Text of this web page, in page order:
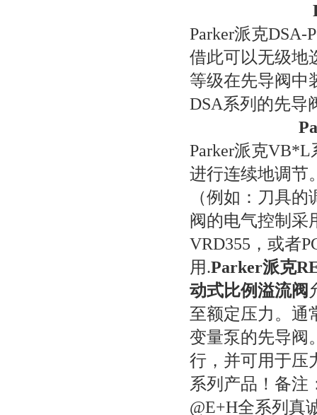
Parker派克DSA-
借此可以无级地
等级在先导阀中
DSA系列的先导
Parker派克VB*L
进行连续地调节
（例如：刀具
阀的电气控制采
VRD355 ，或者
用.Parker派克
动式比例溢流阀
至额定压力。通
变量泵的先导阀
行，并可用于压
系列产品！备注
@E+H全系列真